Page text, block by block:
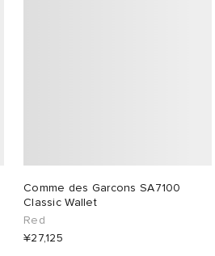
Comme des Garcons SA7100
Classic Wallet
Red
¥27,125